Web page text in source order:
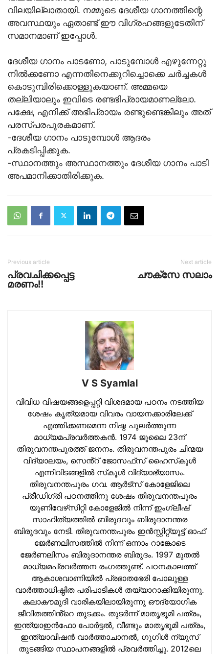
വിലയില്ലാതായി. നമ്മുടെ ദേശീയ ഗാനത്തിന്റെ
അവസ്ഥയും ഏതാണ്ട് ഈ വിഗ്രഹങ്ങളുടേതിന്
സമാനമാണ് ഇപ്പോള്‍.
ദേശീയ ഗാനം പാടണോ, പാടുമ്പോള്‍ എഴുന്നേറ്റു
നില്‍ക്കണോ എന്നതിനെക്കുറിച്ചൊക്കെ ചര്‍ച്ചകള്‍
കൊടുമ്പിരിക്കൊള്ളുകയാണ്. അമ്മയെ
തല്ലിയാലും ഇവിടെ രണ്ടഭിപ്രായമാണല്ലോ.
പക്ഷേ, എനിക്ക് അഭിപ്രായം രണ്ടുണ്ടെങ്കിലും അത്
പരസ്പരപൂരകമാണ്.
-ദേശീയ ഗാനം പാടുമ്പോള്‍ ആദരം
പ്രകടിപ്പിക്കുക.
-സ്ഥാനത്തും അസ്ഥാനത്തും ദേശീയ ഗാനം പാടി
അപമാനിക്കാതിരിക്കുക.
Previous article
പ്രവചിക്കപ്പെട്ട
മരണം!!
Next article
ചൗക്‌സേ സലാം
V S Syamlal
വിവിധ വിഷയങ്ങളെപ്പറ്റി വിശദമായ പഠനം നടത്തിയ
ശേഷം കൃത്യമായ വിവരം വായനക്കാരിലേക്ക്
എത്തിക്കണമെന്ന നിഷ്ഠ പുലര്‍ത്തുന്ന
മാധ്യമപ്രവര്‍ത്തകന്‍. 1974 ജൂലൈ 23ന്
തിരുവനന്തപുരത്ത് ജനനം. തിരുവനന്തപുരം ചിന്മയ
വിദ്യാലയം, സെൻ്റ് ജോസഫ്‌സ് ഹൈസ്‌കൂള്‍
എന്നിവിടങ്ങളില്‍ സ്‌കൂള്‍ വിദ്യാഭ്യാസം.
തിരുവനന്തപുരം ഗവ. ആര്‍ട്‌സ് കോളേജിലെ
പ്രീഡിഗ്രി പഠനത്തിനു ശേഷം തിരുവനന്തപുരം
യൂണിവേഴ്‌സിറ്റി കോളേജില്‍ നിന്ന് ഇംഗ്ലീഷ്
സാഹിത്യത്തില്‍ ബിരുദവും ബിരുദാനന്തര
ബിരുദവും നേടി. തിരുവനന്തപുരം ഇന്‍സ്റ്റിറ്റ്യൂട്ട് ഓഫ്
ജേര്‍ണലിസത്തില്‍ നിന്ന് ഒന്നാം റാങ്കോടെ
ജേര്‍ണലിസം ബിരുദാനന്തര ബിരുദം. 1997 മുതല്‍
മാധ്യമപ്രവര്‍ത്തന രംഗത്തുണ്ട്. പഠനകാലത്ത്
ആകാശവാണിയില്‍ പ്രഭാതഭേരി പോലുള്ള
വാര്‍ത്താധിഷ്ഠിത പരിപാടികള്‍ തയ്യാറാക്കിയിരുന്നു.
കലാകൗമുദി വാരികയിലായിരുന്നു ഔദ്യോഗിക
ജീവിതത്തിൻ്റെ തുടക്കം. തുടര്‍ന്ന് മാതൃഭൂമി പത്രം,
ഇന്ത്യാഇന്‍ഫോ പോർട്ടൽ, വീണ്ടും മാതൃഭൂമി പത്രം,
ഇന്ത്യാവിഷന്‍ വാർത്താചാനൽ, ഗൂഗിൾ ന്യൂസ്
തുടങ്ങിയ സ്ഥാപനങ്ങളില്‍ പ്രവര്‍ത്തിച്ചു. 2012ലെ